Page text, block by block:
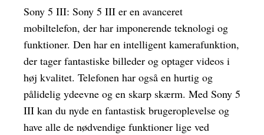
Sony 5 III: Sony 5 III er en avanceret
mobiltelefon, der har imponerende teknologi og
funktioner. Den har en intelligent kamerafunktion,
der tager fantastiske billeder og optager videos i
høj kvalitet. Telefonen har også en hurtig og
pålidelig ydeevne og en skarp skærm. Med Sony 5
III kan du nyde en fantastisk brugeroplevelse og
have alle de nødvendige funktioner lige ved